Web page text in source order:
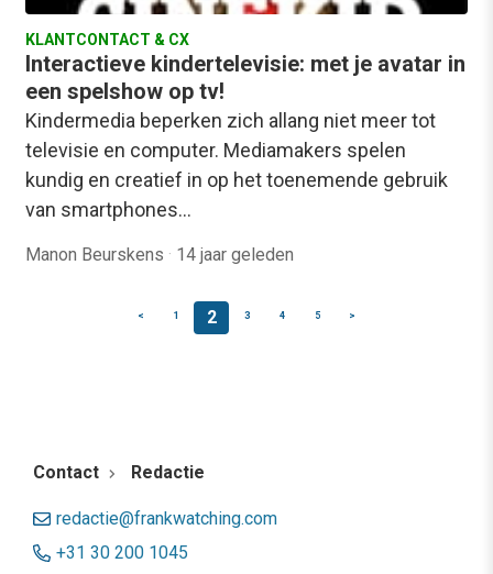
KLANTCONTACT & CX
Interactieve kindertelevisie: met je avatar in
een spelshow op tv!
Kindermedia beperken zich allang niet meer tot
televisie en computer. Mediamakers spelen
kundig en creatief in op het toenemende gebruik
van smartphones…
Manon Beurskens · 14 jaar geleden
< 1 2 3 4 5 >
Contact Redactie
redactie@frankwatching.com
+31 30 200 1045